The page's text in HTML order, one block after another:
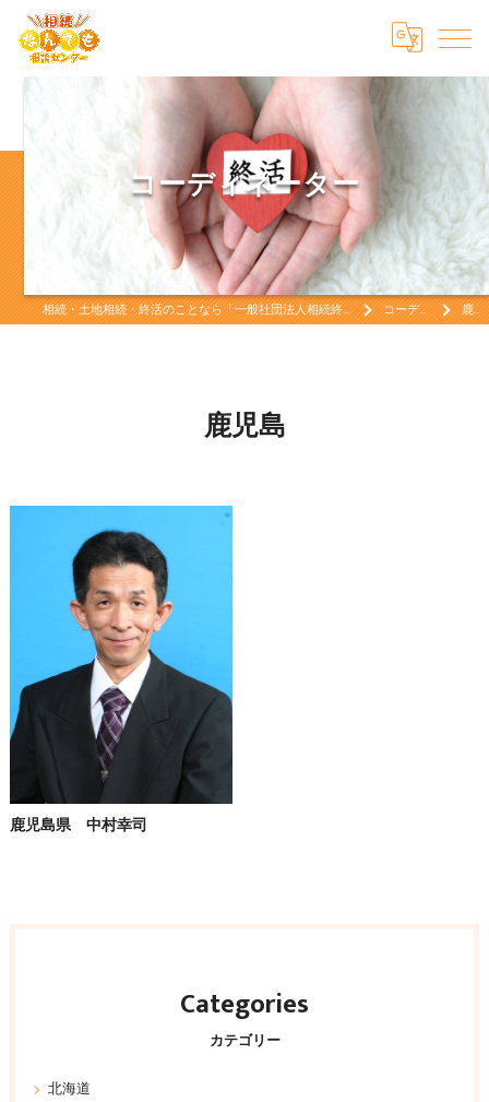
コーディネーター
相続・土地相続・終活のことなら「一般社団法人相続終活なんでも相談センター」相続・土地相続・終活をお考えなら コーディネーター 鹿児島
鹿児島
鹿児島県 中村幸司
カテゴリー
Categories
北海道